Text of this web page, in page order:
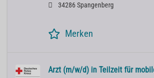
34286 Spangenberg
Merken
Arzt (m/w/d) in Teilzeit für